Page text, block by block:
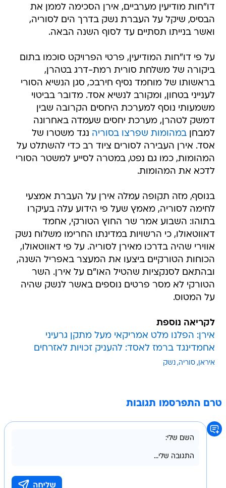
דו"חות מודיעין מערביים, אירן הסכימה לממן את
הבסיס, שיקל על העברת נשק בדרך הים לסוריה,
ואשר בנייתו תסתיים עד לסוף השנה הבאה.
על פי דו"חות המודיעין, פרטי הפרויקט סוכמו בתום
ביקורה של משלחת סורית רמת-דרג בטהרן,
בראשותו של מוחמד נסיף חירבכ, סגן הנשיא הסורי
לענייני בטחון, ומקורב לנשיא אסד. מדובר בביטוי
משמעותי נוסף למערכת היחסים הקרובה שבין
דמשק לטהרן, מערכת יחסים שעמדה באחרונה
למבחןבמהומות שפרצו בסוריה נגד משטרו של
אסד. אירן העבירה לסורים ציוד רב כדי להשתלט על
המהומות, כמו גם נפט, במטרה לסייע למשטר הסורי
לדכא את המהומות.
בנוסף, מזה תקופה עמלה אירן על העברת אמצעי
לחימה לסוריה, מאמץ שעל פי הידוע עלה בעיקרו
בתוהו: השבוע אמר שר החוץ הטורקי, אחמד
דאווטאולו, כי הרשויות במדינתו החרימו משלוח נשק
אווירי שהיה בדרכו מאירן לסוריה. על פי דאווטאולו,
הכוחות הטורקיים ביצעו את המעצר באפריל השנה,
ובהתאם לסנקציות שהטיל האו"ם על אירן. השר
הטורקי לא מסר פרטים נוספים באשר לנשק שהיה
על המטוס.
לקריאה נוספת
אירן: הפלנו מלט אמריקאי מעל מתקן גרעיני
אחמדינגד ברמז לאסד: להעניק זכויות לאזרחים
איראן סוריה נשק
טרם התפרסמו תגובות